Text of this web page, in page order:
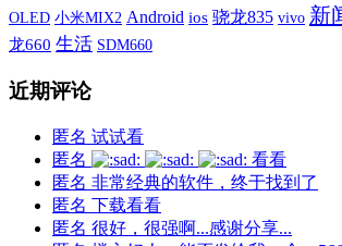
OLED 小米MIX2 Android ios 骁龙835 vivo 新
龙660 生活 SDM660
近期评论
匿名 试试看
匿名
看看
匿名 非常经典的软件，终于找到了
匿名 下载看看
匿名 很好，很强啊...感谢分享...